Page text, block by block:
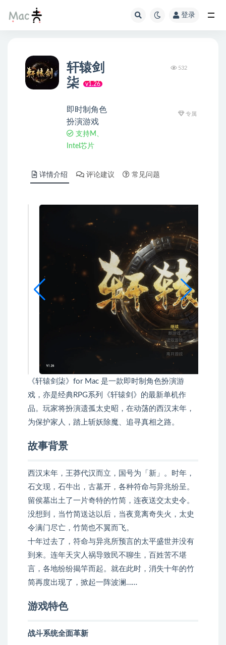
登录
轩辕剑
柒
v1.26
即时制角色
扮演游戏
支持M、
Intel芯片
532
专属
详情介绍 评论建议 常见问题
《轩辕剑柒》for Mac 是一款即时制角色扮演游
戏，亦是经典RPG系列《轩辕剑》的最新单机作
品。玩家将扮演遗孤太史昭，在动荡的西汉末年，
为保护家人，踏上斩妖除魔、追寻真相之路。
故事背景
西汉末年，王莽代汉而立，国号为「新」。时年，
石文现，石牛出，古墓开，各种符命与异兆纷呈。
留侯墓出土了一片奇特的竹简，连夜送交太史令。
没想到，当竹简送达以后，当夜竟离奇失火，太史
令满门尽亡，竹简也不翼而飞。
十年过去了，符命与异兆所预言的太平盛世并没有
到来。连年天灾人祸导致民不聊生，百姓苦不堪
言，各地纷纷揭竿而起。就在此时，消失十年的竹
简再度出现了，掀起一阵波澜……
游戏特色
战斗系统全面革新